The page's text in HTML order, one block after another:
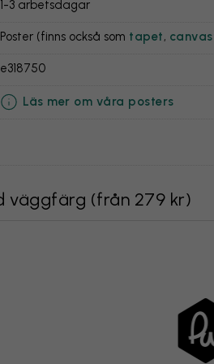
1-3 arbetsdagar
Poster (finns också som tapet,
e318750
Läs mer om våra posters
väggfärg (från 279 kr)